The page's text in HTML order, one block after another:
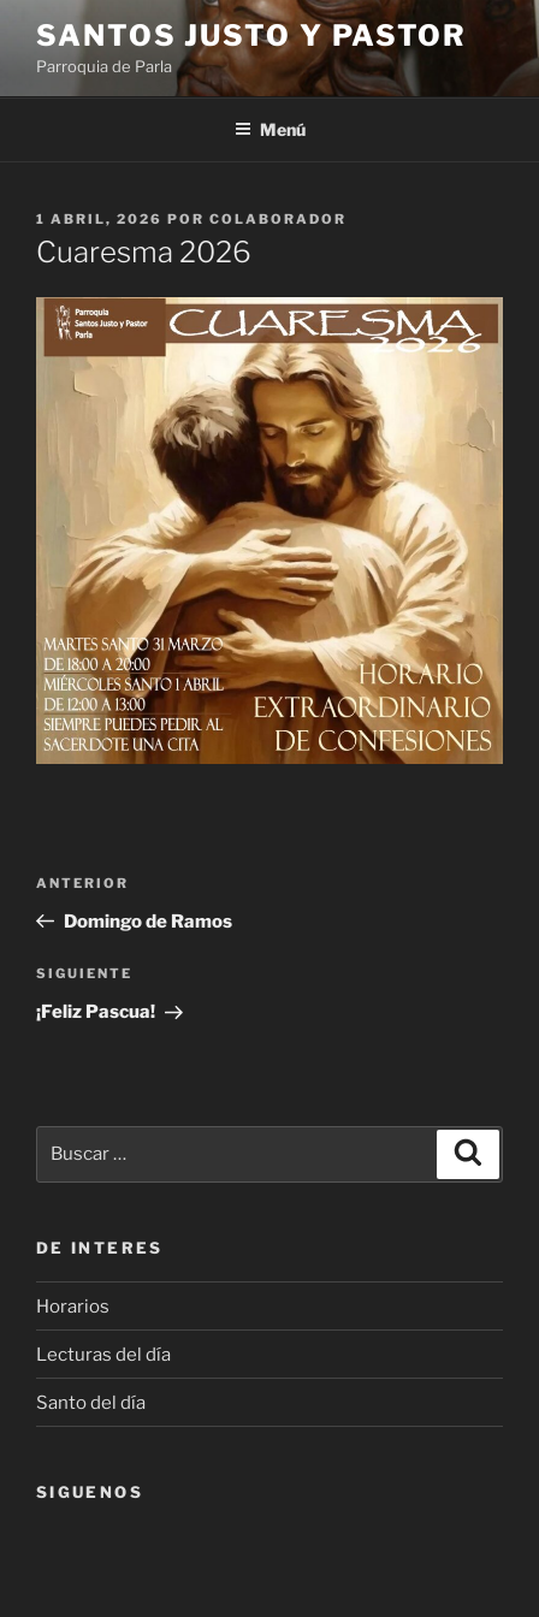
contenido
SANTOS JUSTO Y PASTOR
Parroquia de Parla
Menú
PUBLICADO
EL
1 ABRIL, 2026 POR COLABORADOR
Cuaresma 2026
entradas
Entrada
anterior:
ANTERIOR
Domingo de Ramos
Siguiente
entrada
SIGUIENTE
¡Feliz Pascua!
DE INTERES
Horarios
Lecturas del día
Santo del día
SIGUENOS